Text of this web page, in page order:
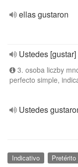
ellas gustaron
Ustedes [gustar]
3. osoba liczby
perfecto simple,
Ustedes
Indicativo